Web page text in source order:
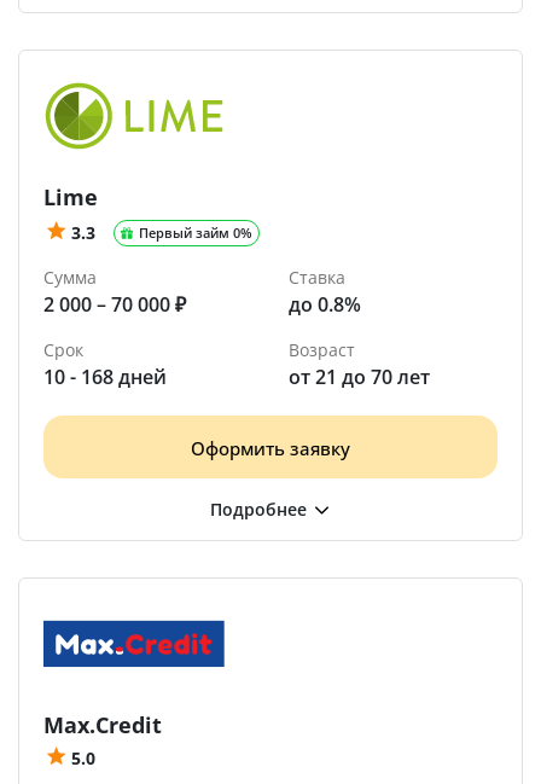
Lime
3.3 Первый займ 0%
Сумма
2 000 – 70 000 ₽
Ставка
до 0.8%
Срок
10 - 168 дней
Возраст
от 21 до 70 лет
Оформить заявку
Max.Credit
5.0